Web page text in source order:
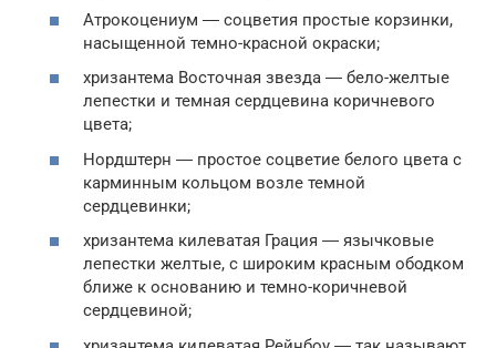
Атрокоцениум ― соцветия простые корзинки,
насыщенной темно-красной окраски;
хризантема Восточная звезда ― бело-желтые
лепестки и темная сердцевина коричневого
цвета;
Нордштерн ― простое соцветие белого цвета с
карминным кольцом возле темной
сердцевинки;
хризантема килеватая Грация ― язычковые
лепестки желтые, с широким красным ободком
ближе к основанию и темно-коричневой
сердцевиной;